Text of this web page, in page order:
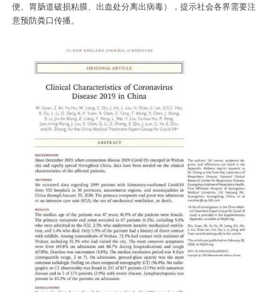
便、胃肠道破损粘膜、出血处分离出病毒），提示社会各界需要注
意预防粪口传播。